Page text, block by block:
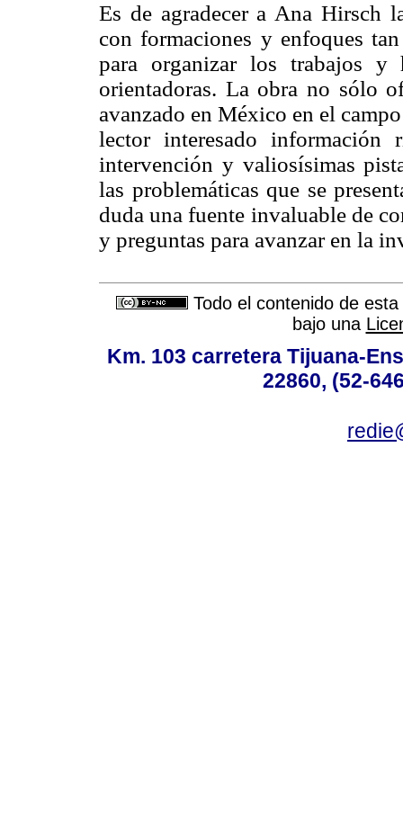
Es de agradecer a Ana Hirsch
con formaciones y enfoques
para organizar los trabajos y
orientadoras. La obra no sólo
avanzado en México en el
lector interesado información
intervención y valiosísimas
las problemáticas que se
duda una fuente invaluable de
y preguntas para avanzar en la
Todo el contenido de
bajo una
Km. 103 carretera Tijuana-
22860, (52-